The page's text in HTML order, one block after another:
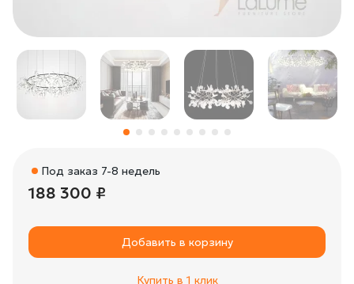
Под заказ 7-8 недель
188 300 ₽
Добавить в корзину
Купить в 1 клик